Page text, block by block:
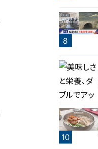
6
8
10